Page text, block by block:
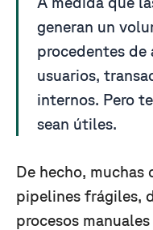
generan un
procedentes
usuarios,
internos. Pero
sean útiles.
De hecho, muchas
pipelines frágiles,
procesos